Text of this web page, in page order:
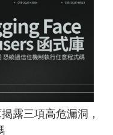
露三項高危漏洞，